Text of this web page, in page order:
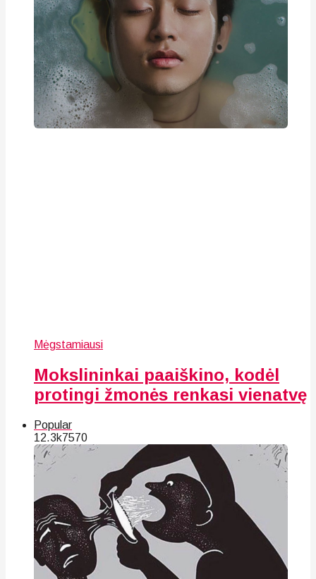
Mėgstamiausi
Mokslininkai paaiškino, kodėl
protingi žmonės renkasi vienatvę
Popular
12.3k7570